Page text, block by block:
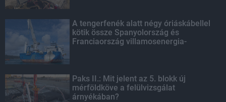
A tengerfenék alatt négy óriáskábellel
kötik össze Spanyolország és
Franciaország villamosenergia-
Paks II.: Mit jelent az 5. blokk új
mérföldköve a felülvizsgálat
árnyékában?